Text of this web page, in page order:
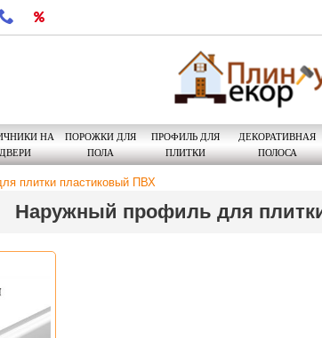
НА
ПОРОЖКИ ДЛЯ
ПОЛА
ПРОФИЛЬ ДЛЯ
ПЛИТКИ
ДЕКОРАТИВНАЯ
ПОЛОСА
плитки пластиковый ПВХ
Наружный профиль для